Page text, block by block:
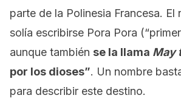
parte de la Polinesia Francesa. El
solía escribirse Pora Pora
aunque también se la llama May
por los dioses”. Un nombre
para describir este destino.